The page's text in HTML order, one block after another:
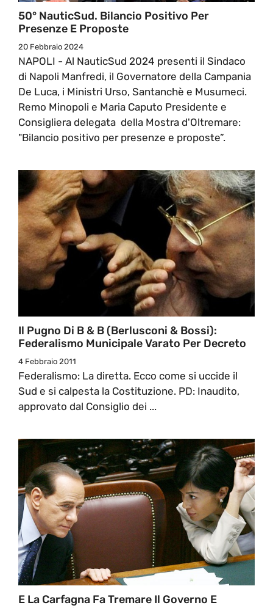
50° NauticSud. Bilancio Positivo Per
Presenze E Proposte
20 Febbraio 2024
NAPOLI - Al NauticSud 2024 presenti il Sindaco
di Napoli Manfredi, il Governatore della Campania
De Luca, i Ministri Urso, Santanchè e Musumeci.
Remo Minopoli e Maria Caputo Presidente e
Consigliera delegata della Mostra d'Oltremare:
"Bilancio positivo per presenze e proposte”.
Il Pugno Di B & B (Berlusconi & Bossi):
Federalismo Municipale Varato Per Decreto
4 Febbraio 2011
Federalismo: La diretta. Ecco come si uccide il
Sud e si calpesta la Costituzione. PD: Inaudito,
approvato dal Consiglio dei ...
E La Carfagna Fa Tremare Il Governo E